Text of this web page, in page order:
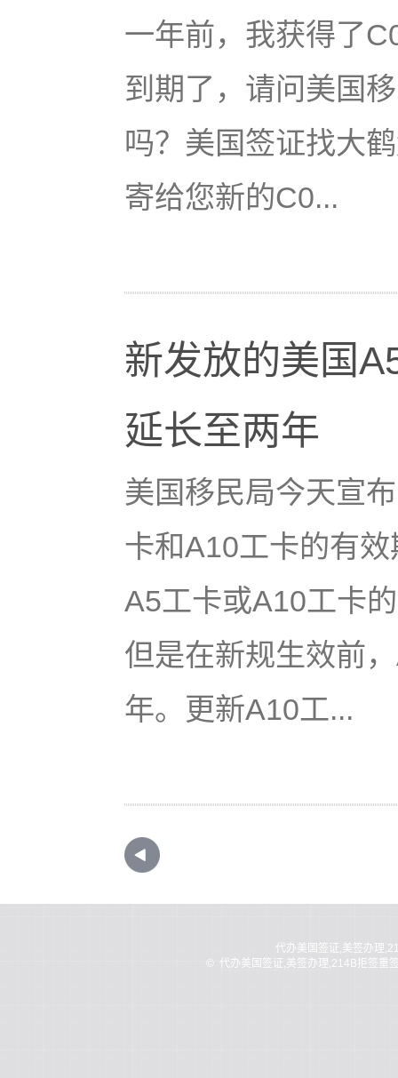
一年前，我获得了
到期了，请问美国
吗？美国签证找大
寄给您新的C0...
新发放的美国
延长至两年
美国移民局今天宣
卡和A10工卡的有
A5工卡或A10工卡
但是在新规生效前
年。更新A10工...
代办美国签证,美签办理
代办美国签证,美签办理,214B拒签重